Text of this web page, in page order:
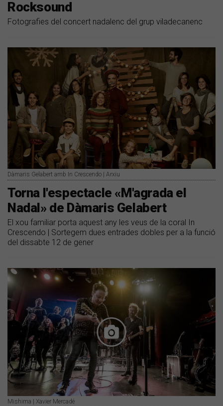
Rocksound
Fotografies del concert nadalenc del grup viladecanenc
Dàmaris Gelabert amb In Crescendo | Arxiu
Torna l'espectacle «M'agrada el
Nadal» de Dàmaris Gelabert
El xou familiar porta aquest any les veus de la coral In
Crescendo | Sortegem dues entrades dobles per a la funció
del dissabte 12 de gener
Mishima | Xavier Mercadé